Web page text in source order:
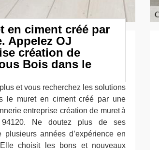
en ciment créé par
Appelez OJ
création de
Bois dans le
et vous recherchez les solutions
le muret en ciment créé par une
entreprise création de muret à
Ne doutez plus de ses
plusieurs années d’expérience en
choisit les bons et nouveaux